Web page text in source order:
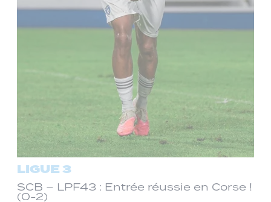
LIGUE 3
SCB – LPF43 : Entrée réussie en Corse !
(0-2)